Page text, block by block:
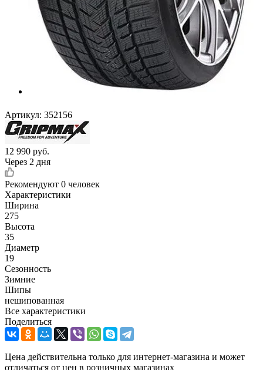
Артикул: 352156
12 990 руб.
Через 2 дня
Рекомендуют 0 человек
Характеристики
Ширина
275
Высота
35
Диаметр
19
Сезонность
Зимние
Шипы
нешипованная
Все характеристики
Поделиться
Цена действительна только для интернет-магазина и может
отличаться от цен в розничных магазинах